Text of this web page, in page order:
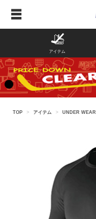
アイテム
TOP > アイテム > UNDER WEAR